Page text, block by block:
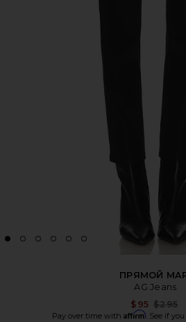
ПРЯМОЙ
AG Jeans
$95 $295
Pay over time with Affirm . See if